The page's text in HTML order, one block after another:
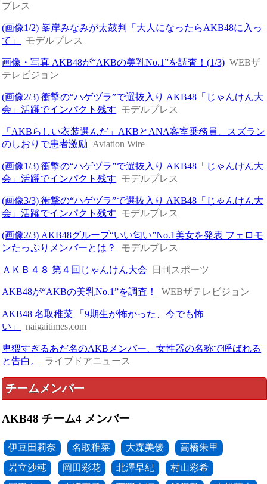
プレス
(画像1/2) 峯岸みなみが太鼓判「大人になったらAKB48に入っ
て」
モデルプレス
画像・写真 AKB48が“AKBの美乳No.1”を調査！(1/3) WEBザ
テレビジョン
(画像2/3) 衝撃の“ハゲヅラ”で選抜入り AKB48「じゃんけん大
会」活躍でインパクト残す モデルプレス
「AKBらしい衣装選んだ」AKBとANA客室乗務員、スズラン
のしおりで患者激励 Aviation Wire
(画像1/3) 衝撃の“ハゲヅラ”で選抜入り AKB48「じゃんけん大
会」活躍でインパクト残す モデルプレス
(画像3/3) 衝撃の“ハゲヅラ”で選抜入り AKB48「じゃんけん大
会」活躍でインパクト残す モデルプレス
(画像2/3) AKB48グループ“いい匂い”No.1美女を発表 フェロモ
ンたっぷりメンバーとは？
モデルプレス
ＡＫＢ４８ 第４回じゃんけん大会 日刊スポーツ
AKB48が“AKBの美乳No.1”を調査！ WEBザテレビジョン
AKB48 名取稚菜 「9期生が怖かった、今でも怖
い」
naigaitimes.com
卑猥すぎるあだ名のAKBメンバー、女性器の名称で呼ばれる
と告白。
ライブドアニュース
チームメンバー
AKB48 チーム4 メンバー
伊豆田莉奈 名取稚菜 大森美優
高橋朱里
岩立沙穂
岡田彩花 北澤早紀
村山彩希